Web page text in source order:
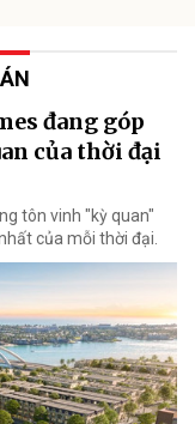
đang góp
của thời đại
tôn vinh "kỳ quan"
của mỗi thời đại.